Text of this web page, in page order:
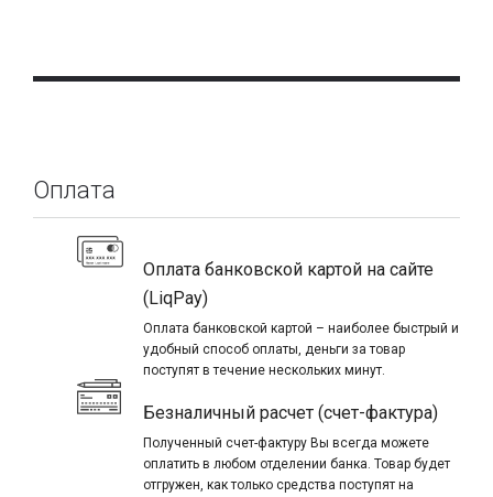
Оплата
Оплата банковской картой на сайте
(LiqPay)
Оплата банковской картой – наиболее быстрый и
удобный способ оплаты, деньги за товар
поступят в течение нескольких минут.
Безналичный расчет (счет-фактура)
Полученный счет-фактуру Вы всегда можете
оплатить в любом отделении банка. Товар будет
отгружен, как только средства поступят на